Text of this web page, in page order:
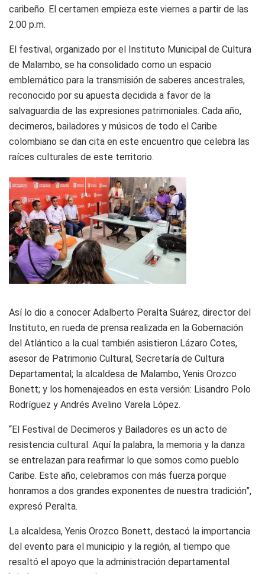
caribeño. El certamen empieza este viernes a partir de las
2:00 p.m.
El festival, organizado por el Instituto Municipal de Cultura
de Malambo, se ha consolidado como un espacio
emblemático para la transmisión de saberes ancestrales,
reconocido por su apuesta decidida a favor de la
salvaguardia de las expresiones patrimoniales. Cada año,
decimeros, bailadores y músicos de todo el Caribe
colombiano se dan cita en este encuentro que celebra las
raíces culturales de este territorio.
Así lo dio a conocer Adalberto Peralta Suárez, director del
Instituto, en rueda de prensa realizada en la Gobernación
del Atlántico a la cual también asistieron Lázaro Cotes,
asesor de Patrimonio Cultural, Secretaría de Cultura
Departamental; la alcaldesa de Malambo, Yenis Orozco
Bonett; y los homenajeados en esta versión: Lisandro Polo
Rodríguez y Andrés Avelino Varela López.
“El Festival de Decimeros y Bailadores es un acto de
resistencia cultural. Aquí la palabra, la memoria y la danza
se entrelazan para reafirmar lo que somos como pueblo
Caribe. Este año, celebramos con más fuerza porque
honramos a dos grandes exponentes de nuestra tradición”,
expresó Peralta.
La alcaldesa, Yenis Orozco Bonett, destacó la importancia
del evento para el municipio y la región, al tiempo que
resaltó el apoyo que la administración departamental